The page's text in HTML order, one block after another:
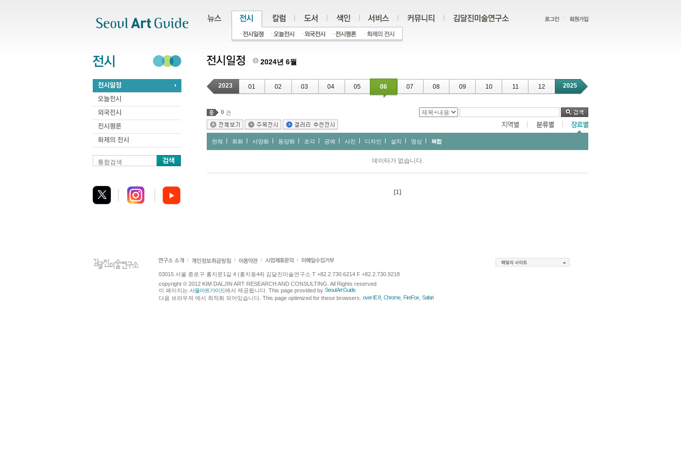
통합검색
2024년 6월
2023 01 02 03 04 05 06 07 08 09 10 11 12 2025
0 건
전체 회화 서양화 동양화 조각 공예 사진 디자인 설치 영상 복합
데이타가 없습니다.
[1]
03015 서울 종로구 홍지문1길 4 (홍지동44) 김달진미술연구소 T +82.2.730.6214 F +82.2.730.9218
copyright © 2012 KIM DALJIN ART RESEARCH AND CONSULTING. All Rights reserved
이 페이지는 서울아트가이드에서 제공됩니다. This page provided by Seoul Art Guide.
다음 브라우져 에서 최적화 되어있습니다. This page optimized for these browsers. over IE 8, Chrome, FireFox Safari